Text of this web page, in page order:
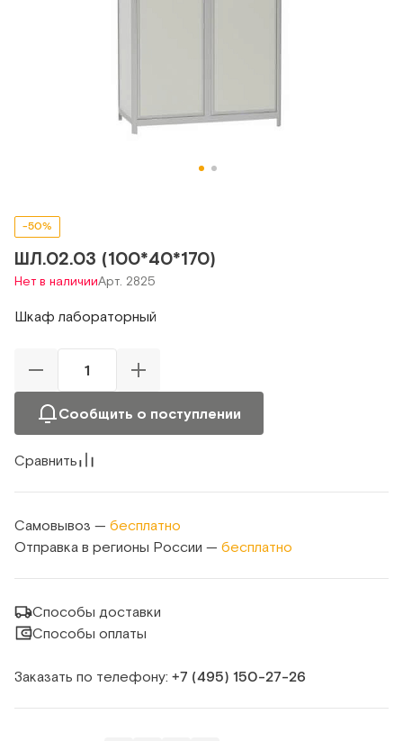
-50%
ШЛ.02.03 (100*40*170)
Нет в наличииАрт. 2825
Шкаф лабораторный
Сообщить о поступлении
Сравнить
Самовывоз — бесплатно
Отправка в регионы России — бесплатно
Способы доставки
Способы оплаты
Заказать по телефону: +7 (495) 150‑27‑26